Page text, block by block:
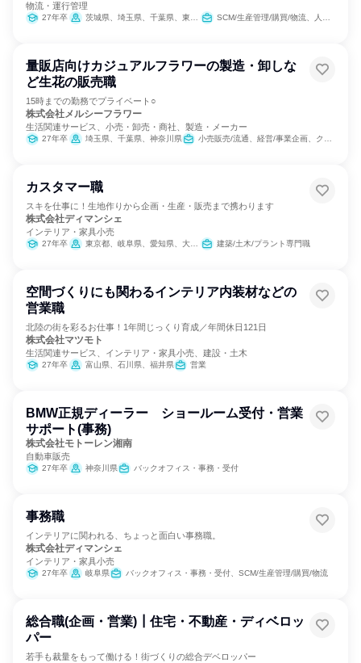
物流・運行管理
27年卒 茨城県、埼玉県、千葉県、東京都、神奈川県、静岡県、愛知県、大阪府 SCM/生産管理/購買/物流、人事、総務、経営/事業企画
量販店向けカジュアルフラワーの製造・卸しな
ど生花の販売職
15時までの勤務でプライベート○
株式会社メルシーフラワー
生活関連サービス、小売・卸売・商社、製造・メーカー
27年卒 埼玉県、千葉県、神奈川県 小売販売/流通、経営/事業企画、クリエイティブ/デザイン職
カスタマー職
スキを仕事に！生地作りから企画・生産・販売まで携わります
株式会社ディマンシェ
インテリア・家具小売
27年卒 東京都、岐阜県、愛知県、大阪府 建築/土木/プラント専門職
空間づくりにも関わるインテリア内装材などの
営業職
北陸の街を彩るお仕事！1年間じっくり育成／年間休日121日
株式会社マツモト
生活関連サービス、インテリア・家具小売、建設・土木
27年卒 富山県、石川県、福井県 営業
BMW正規ディーラー ショールーム受付・営業
サポート(事務)
株式会社モトーレン湘南
自動車販売
27年卒 神奈川県 バックオフィス・事務・受付
事務職
インテリアに関われる、ちょっと面白い事務職。
株式会社ディマンシェ
インテリア・家具小売
27年卒 岐阜県 バックオフィス・事務・受付、SCM/生産管理/購買/物流
総合職(企画・営業)┃住宅・不動産・ディベロッ
パー
若手も裁量をもって働ける！街づくりの総合デベロッパー